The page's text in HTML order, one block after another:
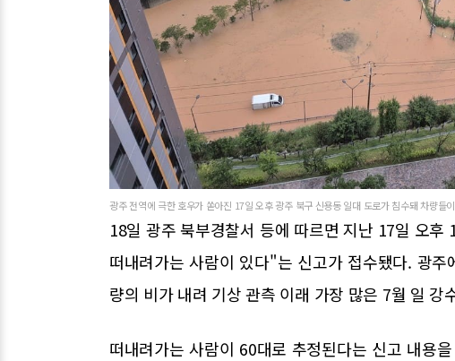
광주 전역에 극한 호우가 쏟아진 17일 오후 광주 북구 신용동 일대 도로가 침수돼 차량들
18일 광주 북부경찰서 등에 따르면 지난 17일 오
떠내려가는 사람이 있다"는 신고가 접수됐다. 광
량의 비가 내려 기상 관측 이래 가장 많은 7월 일 강
떠내려가는 사람이 60대로 추정된다는 신고 내용